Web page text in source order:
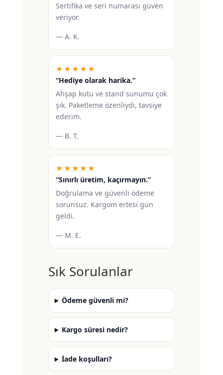
Sertifika ve seri numarası güven
veriyor.
— A. K.
★★★★★
“Hediye olarak harika.”
Ahşap kutu ve stand sunumu çok
şık. Paketleme özenliydi, tavsiye
ederim.
— B. T.
★★★★★
“Sınırlı üretim, kaçırmayın.”
Doğrulama ve güvenli ödeme
sorunsuz. Kargom ertesi gün
geldi.
— M. E.
Sık Sorulanlar
Ödeme güvenli mi?
Kargo süresi nedir?
İade koşulları?